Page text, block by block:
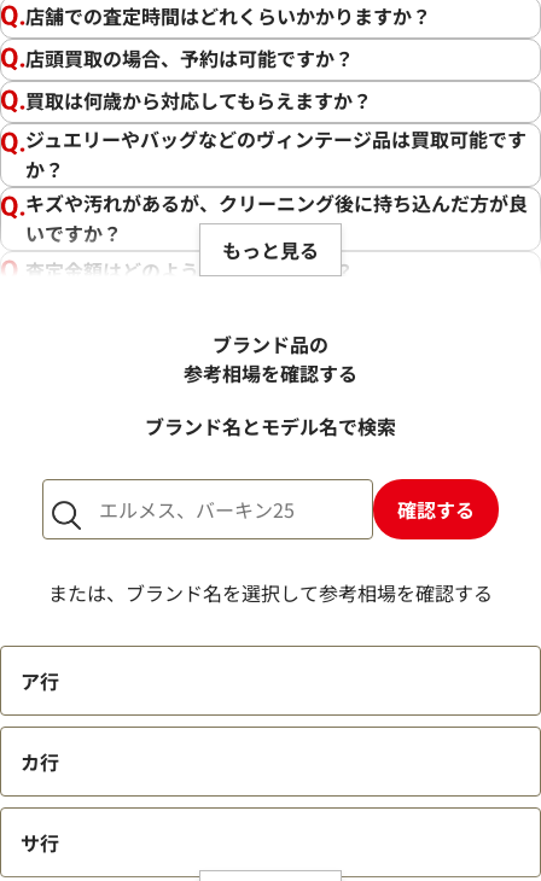
店舗での査定時間はどれくらいかかりますか？
店頭買取の場合、予約は可能ですか？
買取は何歳から対応してもらえますか？
ジュエリーやバッグなどのヴィンテージ品は買取可能です
か？
キズや汚れがあるが、クリーニング後に持ち込んだ方が良
いですか？
査定金額はどのように決まりますか？
売却するか悩んでいるのですが、査定だけお願いできます
1点からでも査定できますか？
もっと見る
ブランド品の
参考相場を確認する
ブランド名とモデル名で検索
確認する
または、ブランド名を選択して参考相場を確認する
ア行
カ行
サ行